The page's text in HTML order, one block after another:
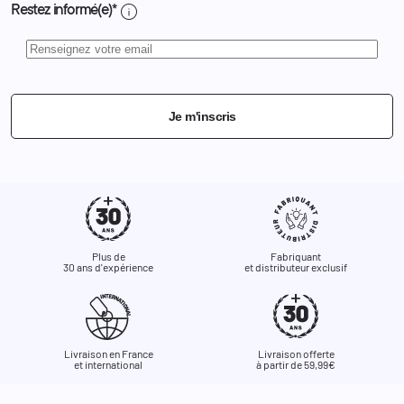
Restez informé(e)* info
Je m'inscris
Plus de
30 ans d'expérience
Fabriquant
et distributeur exclusif
Livraison en France
et international
Livraison offerte
à partir de 59,99€